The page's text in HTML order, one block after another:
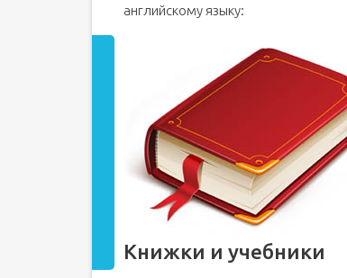
английскому языку:
Книжки и учебники